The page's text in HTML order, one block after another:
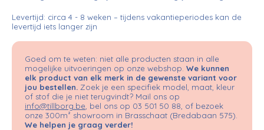
Levertijd: circa 4 - 8 weken – tijdens vakantieperiodes kan de
levertijd iets langer zijn
Goed om te weten: niet alle producten staan in alle
mogelijke uitvoeringen op onze webshop. We kunnen
elk product van elk merk in de gewenste variant voor
jou bestellen. Zoek je een specifiek model, maat, kleur
of stof die je niet terugvindt? Mail ons op
info@tillborg.be , bel ons op 03 501 50 88, of bezoek
onze 300m² showroom in Brasschaat (Bredabaan 575).
We helpen je graag verder!